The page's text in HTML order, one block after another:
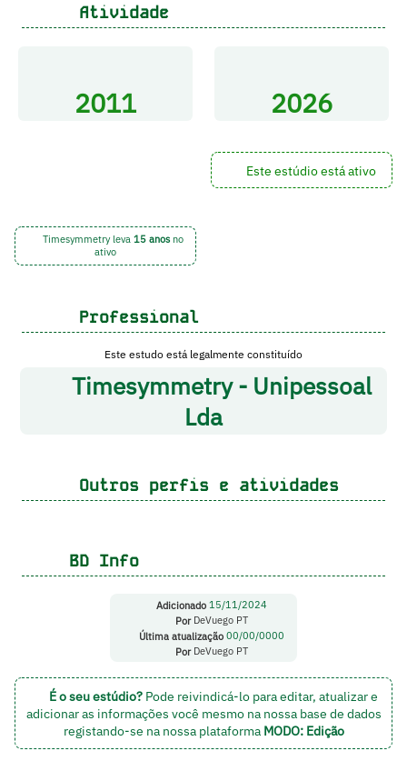
Atividade
2011 2026
Este estúdio está ativo
Timesymmetry leva 15 anos no
ativo
Professional
Este estudo está legalmente constituído
Timesymmetry - Unipessoal
Lda
Outros perfis e atividades
BD Info
Adicionado 15/11/2024
PorDeVuego PT
Última atualização 00/00/0000
PorDeVuego PT
É o seu estúdio?Pode reivindicá-lo para editar, atualizar e
adicionar as informações você mesmo na nossa base de dados
registando-se na nossa plataforma MODO: Edição